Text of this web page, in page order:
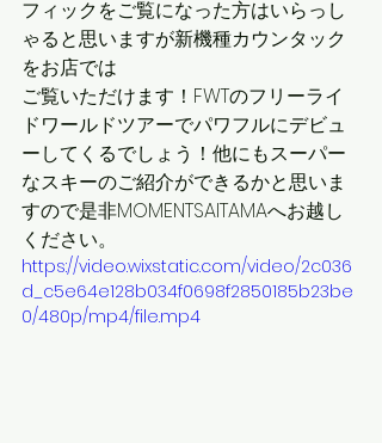
フィックをご覧になった方はいらっし
ゃると思いますが新機種カウンタック
をお店では
ご覧いただけます！FWTのフリーライ
ドワールドツアーでパワフルにデビュ
ーしてくるでしょう！他にもスーパー
なスキーのご紹介ができるかと思いま
すので是非MOMENTSAITAMAへお越し
ください。
https://video.wixstatic.com/video/2c036
d_c5e64e128b034f0698f2850185b23be
0/480p/mp4/file.mp4